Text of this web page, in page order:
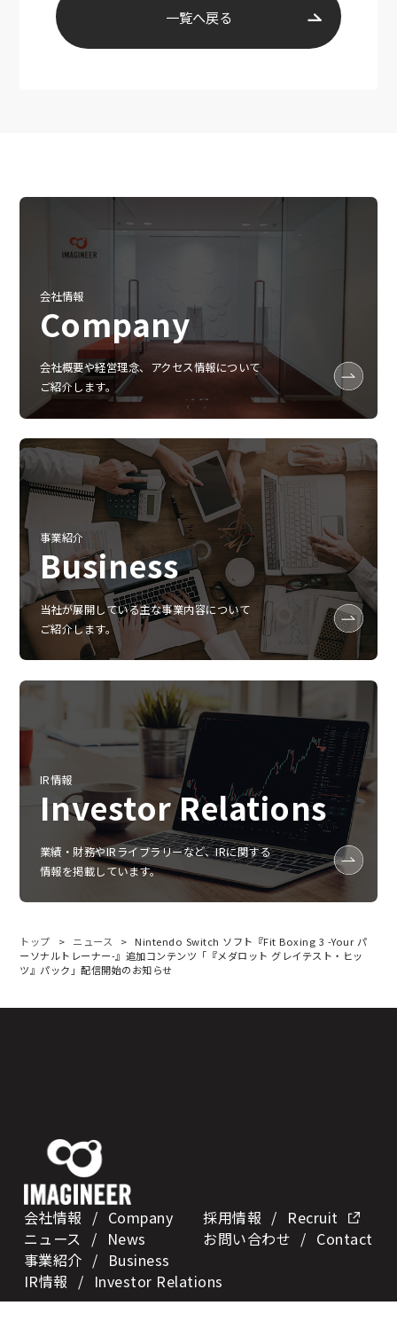
一覧へ戻る
会社情報
Company
会社概要や経営理念、アクセス情報について
ご紹介します。
事業紹介
Business
当社が展開している主な事業内容について
ご紹介します。
IR情報
Investor Relations
業績‧財務やIRライブラリーなど、IRに関する
情報を掲載しています。
トップ ニュース
Nintendo Switch ソフト『Fit Boxing 3 -Your パ
ーソナルトレーナー-』追加コンテンツ「『メダロット グレイテスト・ヒッ
ツ』パック」配信開始のお知らせ
会社情報 / Company 採用情報 / Recruit
ニュース / News お問い合わせ / Contact
事業紹介 / Business
IR情報 / Investor Relations